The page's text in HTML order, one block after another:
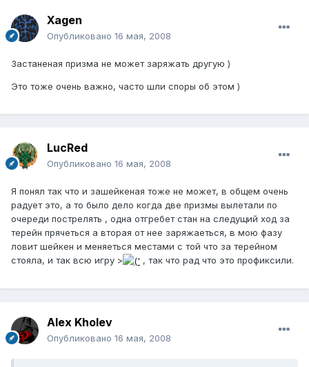
Xagen
Опубликовано 16 мая, 2008
Застаненая призма не может заряжать другую )
Это тоже очень важно, часто шли споры об этом )
LucRed
Опубликовано 16 мая, 2008
Я понял так что и зашейкеная тоже не может, в общем очень
радует это, а то было дело когда две призмы вылетали по
очереди пострелять , одна отгребет стан на следущий ход за
терейн прячеться а вторая от нее заряжаеться, в мою фазу
ловит шейкен и меняеться местами с той что за терейном
стояла, и так всю игру >
, так что рад что это профиксили.
Alex Kholev
Опубликовано 16 мая, 2008